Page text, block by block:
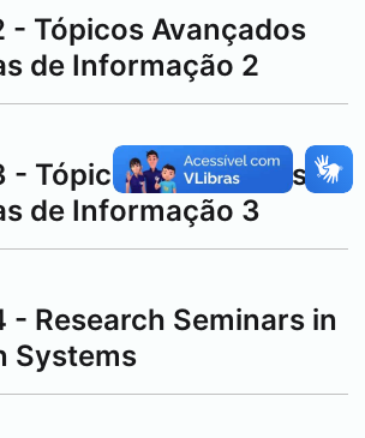
- Tópicos Avançados
de Informação 2
- Tópicos Avançados
de Informação 3
- Research Seminars in
Systems